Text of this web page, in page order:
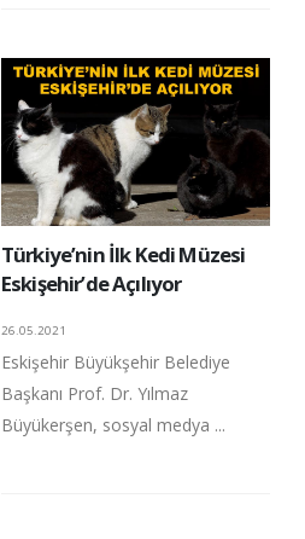
Türkiye’nin İlk Kedi Müzesi
Eskişehir’de Açılıyor
26.05.2021
Eskişehir Büyükşehir Belediye
Başkanı Prof. Dr. Yılmaz
Büyükerşen, sosyal medya ...